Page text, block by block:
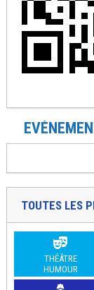
TOUTES LES
THÉÂTRE
HUMOUR